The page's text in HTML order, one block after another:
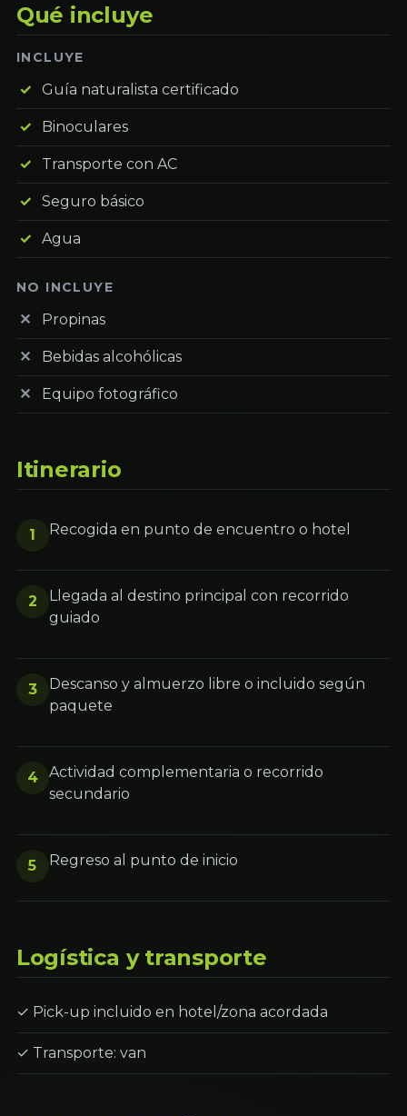
Qué incluye
INCLUYE
Guía naturalista certificado
Binoculares
Transporte con AC
Seguro básico
Agua
NO INCLUYE
Propinas
Bebidas alcohólicas
Equipo fotográfico
Itinerario
1 Recogida en punto de encuentro o hotel
2
Llegada al destino principal con recorrido
guiado
3
Descanso y almuerzo libre o incluido según
paquete
4
Actividad complementaria o recorrido
secundario
5 Regreso al punto de inicio
Logística y transporte
✓ Pick-up incluido en hotel/zona acordada
✓ Transporte: van